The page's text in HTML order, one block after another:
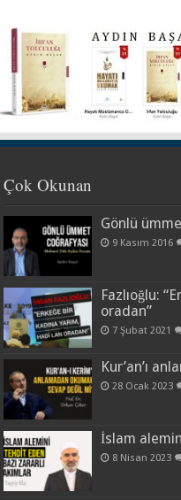
Çok Okunan
Gönlü
9 Kasım 2016
Fazlıoğlu:
oradan”
7 Şubat 2021
Kur’an’ı
28 Ocak 2023
İslam
8 Nisan 2023